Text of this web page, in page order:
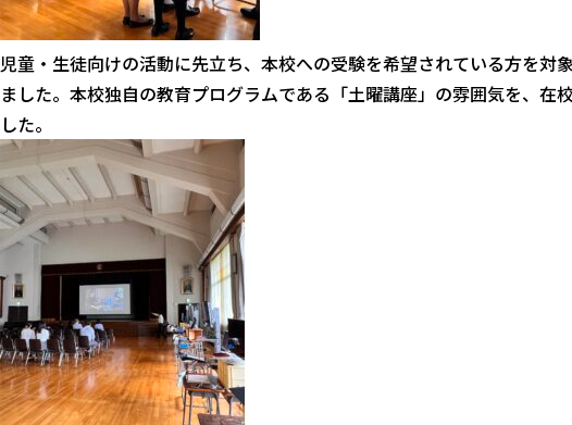
児童・生徒向けの活動に先立ち、本校への受験を希望されている方を対
ました。本校独自の教育プログラムである「土曜講座」の雰囲気を、在
した。